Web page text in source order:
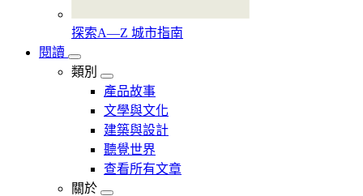
探索A—Z 城市指南
閱讀
類別
產品故事
文學與文化
建築與設計
聽覺世界
查看所有文章
關於